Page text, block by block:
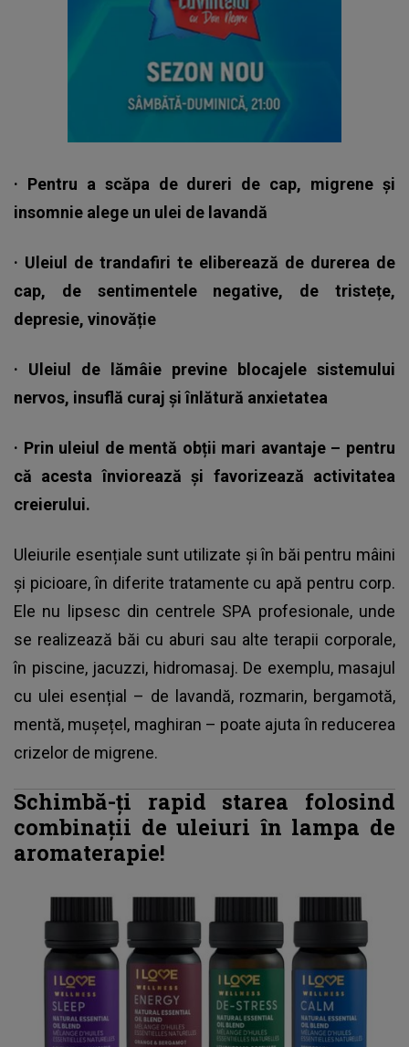
· Pentru a scăpa de dureri de cap, migrene și
insomnie alege un ulei de lavandă
· Uleiul de trandafiri te eliberează de durerea de
cap, de sentimentele negative, de tristețe,
depresie, vinovăție
· Uleiul de lămâie previne blocajele sistemului
nervos, insuflă curaj și înlătură anxietatea
· Prin uleiul de mentă obții mari avantaje – pentru
că acesta înviorează și favorizează activitatea
creierului.
Uleiurile esențiale sunt utilizate și în băi pentru mâini
și picioare, în diferite tratamente cu apă pentru corp.
Ele nu lipsesc din centrele SPA profesionale, unde
se realizează băi cu aburi sau alte terapii corporale,
în piscine, jacuzzi, hidromasaj. De exemplu, masajul
cu ulei esențial – de lavandă, rozmarin, bergamotă,
mentă, mușețel, maghiran – poate ajuta în reducerea
crizelor de migrene.
Schimbă-ți rapid starea folosind
combinații de uleiuri în lampa de
aromaterapie!